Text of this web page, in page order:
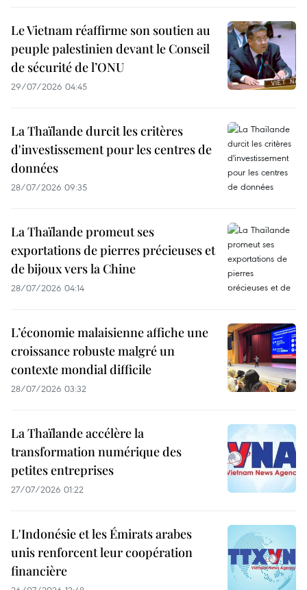
Le Vietnam réaffirme son soutien au
peuple palestinien devant le Conseil
de sécurité de l’ONU
29/07/2026 04:45
La Thaïlande durcit les critères
d'investissement pour les centres de
données
28/07/2026 09:35
La Thaïlande promeut ses
exportations de pierres précieuses et
de bijoux vers la Chine
28/07/2026 04:14
L’économie malaisienne affiche une
croissance robuste malgré un
contexte mondial difficile
28/07/2026 03:32
La Thaïlande accélère la
transformation numérique des
petites entreprises
27/07/2026 01:22
L'Indonésie et les Émirats arabes
unis renforcent leur coopération
financière